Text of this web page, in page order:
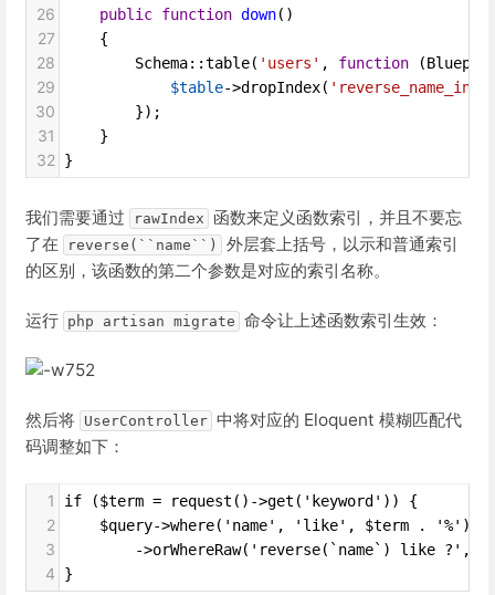
26 public function down()
27
    {
28 Schema::table( 'users' , function (
29 $table->dropIndex(
30
        });
31
    }
32 }
我们需要通过 rawIndex
函数来定义函数索引，并且不要忘
了在
reverse(``name``)
外层套上括号，以示和普通索引
的区别，该函数的第二个参数是对应的索引名称。
运行 php artisan migrate 命令让上述函数索引生效：
然后将 UserController 中将对应的 Eloquent 模糊匹配代
码调整如下：
1 if ($term = request()->get('keyword')) {
2
    $query->where('name', 'like', $term . '%')
3
->orWhereRaw('reverse(`name`) like ?',
4 }